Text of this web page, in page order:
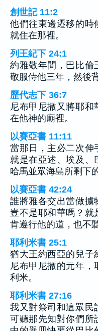
創世記 11:2
他們往東邊遷移的時
就住在那裡。
列王紀下 24:1
約雅敬年間，巴比倫
敬服侍他三年，然後
歷代志下 36:7
尼布甲尼撒又將耶和
在他神的廟裡。
以賽亞書 11:11
當那日，主必二次伸
就是在亞述、埃及、
哈馬並眾海島所剩下的
以賽亞書 42:24
誰將雅各交出當做擄
豈不是耶和華嗎？就
肯遵行他的道，也不
耶利米書 25:1
猶大王約西亞的兒子
尼布甲尼撒的元年
利米。
耶利米書 27:16
我又對祭司和這眾民
可聽那先知對你們所